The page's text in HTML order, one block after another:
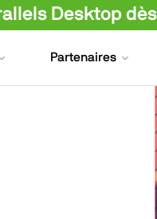
Desktop
Partenaires